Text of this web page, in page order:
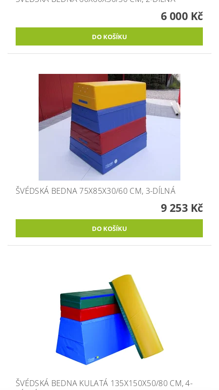
6 000 Kč
ŠVÉDSKÁ BEDNA 75X85X30/60 CM, 3-DÍLNÁ
9 253 Kč
ŠVÉDSKÁ BEDNA KULATÁ 135X150X50/80 CM, 4-